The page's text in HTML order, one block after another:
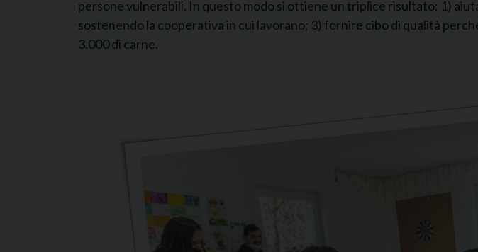
persone vulnerabili. In questo modo si ottiene un triplice risultato: 1)
sostenendo la cooperativa in cui lavorano; 3) fornire cibo di qualità
3.000 di carne.